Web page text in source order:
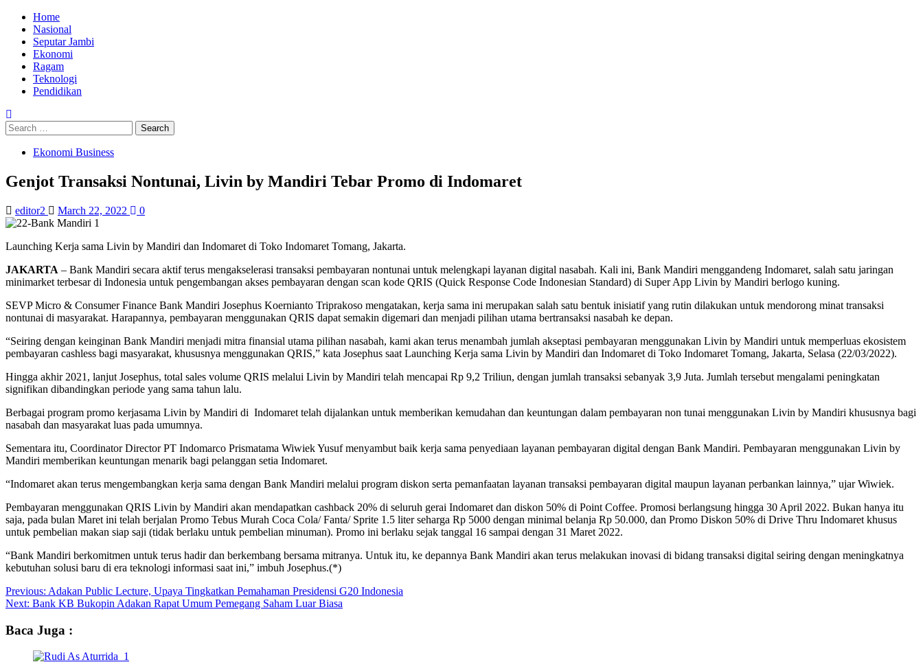
Skip
content
Primary
Menu
Home
Nasional
Seputar Jambi
Ekonomi
Ragam
Teknologi
Pendidikan
Search
for:
Ekonomi Business
Genjot Transaksi Nontunai, Livin by Mandiri Tebar Promo di Indomaret
editor2 March 22, 2022 0
Launching Kerja sama Livin by Mandiri dan Indomaret di Toko Indomaret Tomang, Jakarta.
JAKARTA – Bank Mandiri secara aktif terus mengakselerasi transaksi pembayaran nontunai untuk melengkapi layanan digital nasabah. Kali ini, Bank Mandiri menggandeng Indomaret, salah satu jaringan
minimarket terbesar di Indonesia untuk pengembangan akses pembayaran dengan scan kode QRIS (Quick Response Code Indonesian Standard) di Super App Livin by Mandiri berlogo kuning.
SEVP Micro & Consumer Finance Bank Mandiri Josephus Koernianto Triprakoso mengatakan, kerja sama ini merupakan salah satu bentuk inisiatif yang rutin dilakukan untuk mendorong minat transaksi
nontunai di masyarakat. Harapannya, pembayaran menggunakan QRIS dapat semakin digemari dan menjadi pilihan utama bertransaksi nasabah ke depan.
“Seiring dengan keinginan Bank Mandiri menjadi mitra finansial utama pilihan nasabah, kami akan terus menambah jumlah akseptasi pembayaran menggunakan Livin by Mandiri untuk memperluas ekosistem
pembayaran cashless bagi masyarakat, khususnya menggunakan QRIS,” kata Josephus saat Launching Kerja sama Livin by Mandiri dan Indomaret di Toko Indomaret Tomang, Jakarta, Selasa (22/03/2022).
Hingga akhir 2021, lanjut Josephus, total sales volume QRIS melalui Livin by Mandiri telah mencapai Rp 9,2 Triliun, dengan jumlah transaksi sebanyak 3,9 Juta. Jumlah tersebut mengalami peningkatan
signifikan dibandingkan periode yang sama tahun lalu.
Berbagai program promo kerjasama Livin by Mandiri di Indomaret telah dijalankan untuk memberikan kemudahan dan keuntungan dalam pembayaran non tunai menggunakan Livin by Mandiri khususnya bagi
nasabah dan masyarakat luas pada umumnya.
Sementara itu, Coordinator Director PT Indomarco Prismatama Wiwiek Yusuf menyambut baik kerja sama penyediaan layanan pembayaran digital dengan Bank Mandiri. Pembayaran menggunakan Livin by
Mandiri memberikan keuntungan menarik bagi pelanggan setia Indomaret.
“Indomaret akan terus mengembangkan kerja sama dengan Bank Mandiri melalui program diskon serta pemanfaatan layanan transaksi pembayaran digital maupun layanan perbankan lainnya,” ujar Wiwiek.
Pembayaran menggunakan QRIS Livin by Mandiri akan mendapatkan cashback 20% di seluruh gerai Indomaret dan diskon 50% di Point Coffee. Promosi berlangsung hingga 30 April 2022. Bukan hanya itu
saja, pada bulan Maret ini telah berjalan Promo Tebus Murah Coca Cola/ Fanta/ Sprite 1.5 liter seharga Rp 5000 dengan minimal belanja Rp 50.000, dan Promo Diskon 50% di Drive Thru Indomaret khusus
untuk pembelian makan siap saji (tidak berlaku untuk pembelian minuman). Promo ini berlaku sejak tanggal 16 sampai dengan 31 Maret 2022.
“Bank Mandiri berkomitmen untuk terus hadir dan berkembang bersama mitranya. Untuk itu, ke depannya Bank Mandiri akan terus melakukan inovasi di bidang transaksi digital seiring dengan meningkatnya
kebutuhan solusi baru di era teknologi informasi saat ini,” imbuh Josephus.(*)
Post
navigation
Previous: Adakan Public Lecture, Upaya Tingkatkan Pemahaman Presidensi G20 Indonesia
Next: Bank KB Bukopin Adakan Rapat Umum Pemegang Saham Luar Biasa
Baca Juga :